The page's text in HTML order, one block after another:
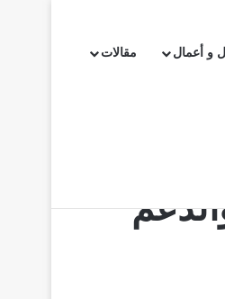
و أعمال مقالات
جانبي